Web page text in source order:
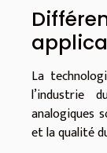
La
l’industrie
analogiques
et la qualité